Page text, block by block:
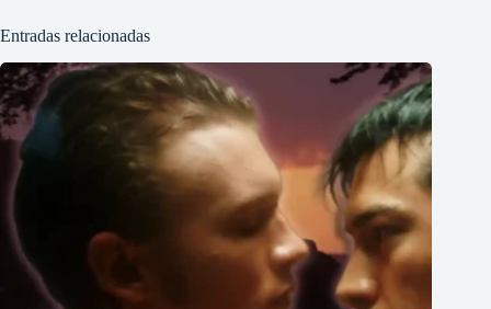
Entradas relacionadas